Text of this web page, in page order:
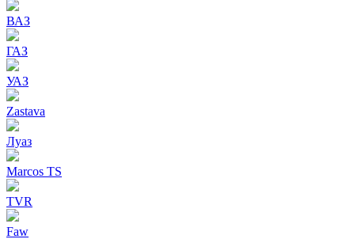
ВАЗ
ГАЗ
УАЗ
Zastava
Луаз
Marcos TS
TVR
Faw